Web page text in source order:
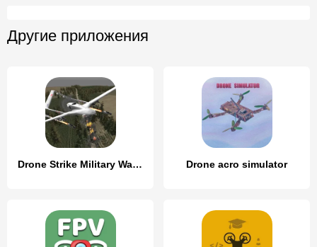
Другие приложения
Drone Strike Military War 3D Drone acro simulator